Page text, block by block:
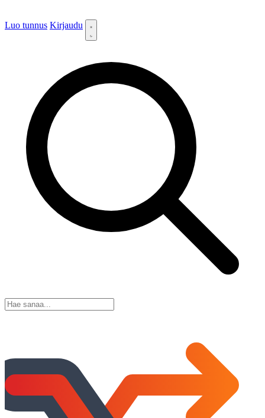
Luo tunnus Kirjaudu